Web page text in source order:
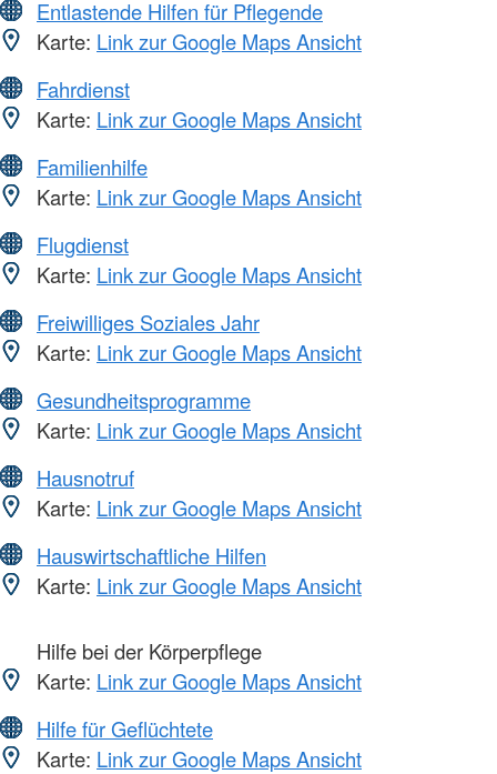
Entlastende Hilfen für Pflegende
Karte: Link zur Google Maps Ansicht
Fahrdienst
Karte: Link zur Google Maps Ansicht
Familienhilfe
Karte: Link zur Google Maps Ansicht
Flugdienst
Karte: Link zur Google Maps Ansicht
Freiwilliges Soziales Jahr
Karte: Link zur Google Maps Ansicht
Gesundheitsprogramme
Karte: Link zur Google Maps Ansicht
Hausnotruf
Karte: Link zur Google Maps Ansicht
Hauswirtschaftliche Hilfen
Karte: Link zur Google Maps Ansicht
Hilfe bei der Körperpflege
Karte: Link zur Google Maps Ansicht
Hilfe für Geflüchtete
Karte: Link zur Google Maps Ansicht